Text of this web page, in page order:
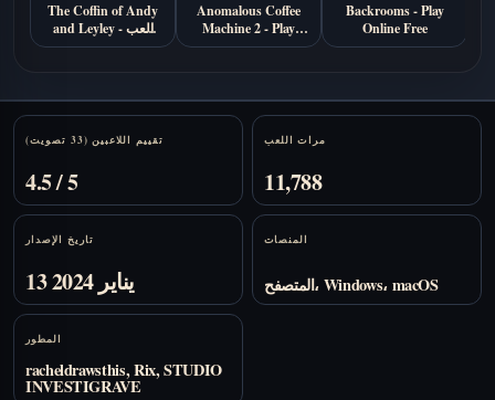
The Coffin of Andy
and Leyley - العب
أونلاين
Anomalous Coffee
Machine 2 - Play
Online Free
Backrooms - Play
Online Free
Stats
تقييم اللاعبين (33 تصويت)
4.5 / 5
مرات اللعب
11,788
تاريخ الإصدار
13 يناير 2024
المنصات
المتصفح، Windows، macOS
المطور
racheldrawsthis, Rix, STUDIO
INVESTIGRAVE